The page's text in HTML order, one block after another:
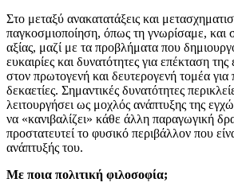
Στο μεταξύ ανακατατάξεις και
παγκοσμιοποίηση, όπως τη γνωρίσαμε, και
αξίας, μαζί με τα προβλήματα που
ευκαιρίες και δυνατότητες για επέκταση
στον πρωτογενή και δευτερογενή τομέα
δεκαετίες. Σημαντικές δυνατότητες
λειτουργήσει ως μοχλός ανάπτυξης της
να «κανιβαλίζει» κάθε άλλη παραγωγική
προστατευτεί το φυσικό περιβάλλον που
ανάπτυξής του.
Με ποια πολιτική φιλοσοφία;